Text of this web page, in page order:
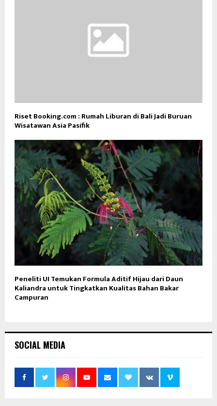
Riset Booking.com : Rumah Liburan di Bali Jadi Buruan
Wisatawan Asia Pasifik
Peneliti UI Temukan Formula Aditif Hijau dari Daun
Kaliandra untuk Tingkatkan Kualitas Bahan Bakar
Campuran
SOCIAL MEDIA